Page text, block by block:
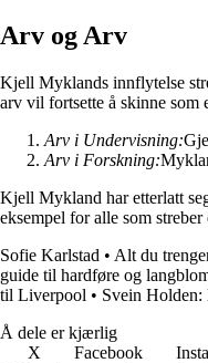
Arv og Arv
Kjell Myklands innflytelse
arv vil fortsette å skinne som
Arv i Undervisning:
Arv i Forskning:
Kjell Mykland har etterlatt
eksempel for alle som
Sofie Karlstad • Alt du
guide til hardføre og
til Liverpool • Svein
Å dele er kjærlig
X
Facebook